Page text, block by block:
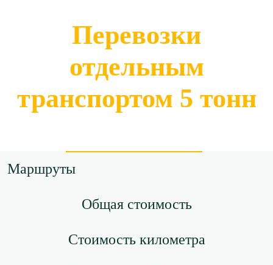
Перевозки
отдельным
транспортом 5 тонн
Маршруты
Общая стоимость
Стоимость километра